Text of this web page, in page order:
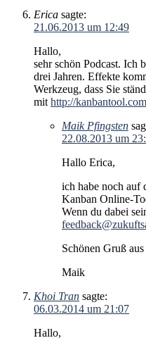
Erica sagte:
21.06.2013 um 12:49
Hallo,
sehr schön Podcast. Ich
drei Jahren. Effekte
Werkzeug, dass Sie
mit http://
Maik Pfingsten
22.08.2013 um
Hallo Erica,
ich habe noch auf
Kanban Online-
Wenn du dabei
Schönen Gruß
Maik
Khoi Tran sagte:
06.03.2014 um 21:07
Hallo,